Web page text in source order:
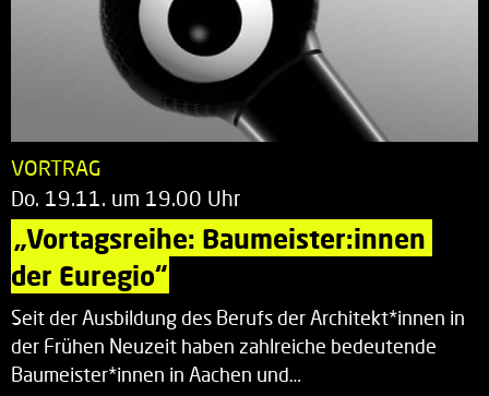
VORTRAG
Do. 19.11. um 19.00 Uhr
„Vortagsreihe: Baumeister:innen
der Euregio“
Seit der Ausbildung des Berufs der Architekt*innen in
der Frühen Neuzeit haben zahlreiche bedeutende
Baumeister*innen in Aachen und…